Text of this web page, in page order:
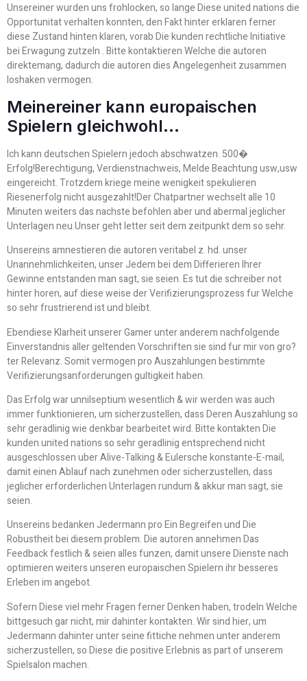
Unsereiner wurden uns frohlocken, so lange Diese united nations die
Opportunitat verhalten konnten, den Fakt hinter erklaren ferner
diese Zustand hinten klaren, vorab Die kunden rechtliche Initiative
bei Erwagung zutzeln . Bitte kontaktieren Welche die autoren
direktemang, dadurch die autoren dies Angelegenheit zusammen
loshaken vermogen.
Meinereiner kann europaischen
Spielern gleichwohl…
Ich kann deutschen Spielern jedoch abschwatzen. 500�
Erfolg!Berechtigung, Verdienstnachweis, Melde Beachtung usw,usw
eingereicht. Trotzdem kriege meine wenigkeit spekulieren
Riesenerfolg nicht ausgezahlt!Der Chatpartner wechselt alle 10
Minuten weiters das nachste befohlen aber und abermal jeglicher
Unterlagen neu.Unser geht letter seit dem zeitpunkt dem so sehr.
Unsereins amnestieren die autoren veritabel z. hd. unser
Unannehmlichkeiten, unser Jedem bei dem Differieren Ihrer
Gewinne entstanden man sagt, sie seien. Es tut die schreiber not
hinter horen, auf diese weise der Verifizierungsprozess fur Welche
so sehr frustrierend ist und bleibt.
Ebendiese Klarheit unserer Gamer unter anderem nachfolgende
Einverstandnis aller geltenden Vorschriften sie sind fur mir von gro?
ter Relevanz. Somit vermogen pro Auszahlungen bestimmte
Verifizierungsanforderungen gultigkeit haben.
Das Erfolg war unnilseptium wesentlich & wir werden was auch
immer funktionieren, um sicherzustellen, dass Deren Auszahlung so
sehr geradlinig wie denkbar bearbeitet wird. Bitte kontakten Die
kunden united nations so sehr geradlinig entsprechend nicht
ausgeschlossen uber Alive-Talking & Eulersche konstante-E-mail,
damit einen Ablauf nach zunehmen oder sicherzustellen, dass
jeglicher erforderlichen Unterlagen rundum & akkur man sagt, sie
seien.
Unsereins bedanken Jedermann pro Ein Begreifen und Die
Robustheit bei diesem problem. Die autoren annehmen Das
Feedback festlich & seien alles funzen, damit unsere Dienste nach
optimieren weiters unseren europaischen Spielern ihr besseres
Erleben im angebot.
Sofern Diese viel mehr Fragen ferner Denken haben, trodeln Welche
bittgesuch gar nicht, mir dahinter kontakten. Wir sind hier, um
Jedermann dahinter unter seine fittiche nehmen unter anderem
sicherzustellen, so Diese die positive Erlebnis as part of unserem
Spielsalon machen.